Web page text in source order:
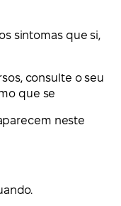
sintomas que si,
consulte o seu
que se
neste